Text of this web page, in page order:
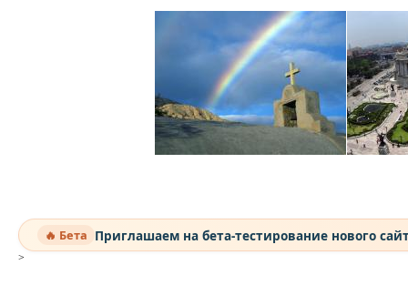
🔥 Бета Приглашаем на бета-тестирование нового
>